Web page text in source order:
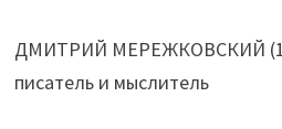
ДМИТРИЙ МЕРЕЖКОВСКИЙ
писатель и мыслитель